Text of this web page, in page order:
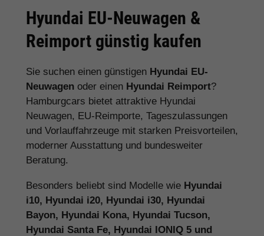
Hyundai EU-Neuwagen &
Reimport günstig kaufen
Sie suchen einen günstigen Hyundai EU-
Neuwagen oder einen Hyundai Reimport?
Hamburgcars bietet attraktive Hyundai
Neuwagen, EU-Reimporte, Tageszulassungen
und Vorlauffahrzeuge mit starken Preisvorteilen,
moderner Ausstattung und bundesweiter
Beratung.
Besonders beliebt sind Modelle wie Hyundai
i10, Hyundai i20, Hyundai i30, Hyundai
Bayon, Hyundai Kona, Hyundai Tucson,
Hyundai Santa Fe, Hyundai IONIQ 5 und